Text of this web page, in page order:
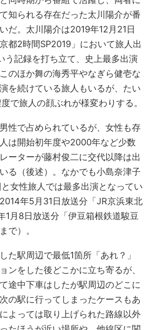
知られる存在だった太川陽介が番
だ。太川陽介は2019年12月21日
都2時間SP2019」において旅人出
う記録を打ち立て、史上最多出演
のほか舞の海秀平やなぎら健壱な
を続けている旅人もいるが、たい
で旅人の顔ぶれが様変わりする。
性で占められているが、女性も存
は開始初年度や2000年など少数
ーターが藤村俊二に交代以降は出
る（後述）。なかでも小島奈津子
女性旅人では最多出演となってい
年5月31日放送分「JR京浜東北
1月8日放送分「伊豆箱根鉄道駿豆
で）。
た駅周辺で最低1箇所「あれ？」
ンをした後どこかに立ち寄るが、
途中下車はしたが駅周辺のどこに
の駅に行ってしまったケースもあ
よっては取り上げられた路線以外